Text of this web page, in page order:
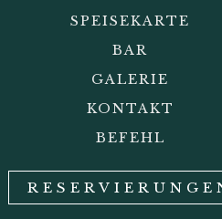
SPEISEKARTE
BAR
GALERIE
KONTAKT
BEFEHL